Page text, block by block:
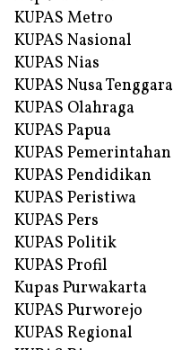
KUPAS Metro
KUPAS Nasional
KUPAS Nias
KUPAS Nusa Tenggara
KUPAS Olahraga
KUPAS Papua
KUPAS Pemerintahan
KUPAS Pendidikan
KUPAS Peristiwa
KUPAS Pers
KUPAS Politik
KUPAS Profil
Kupas Purwakarta
KUPAS Purworejo
KUPAS Regional